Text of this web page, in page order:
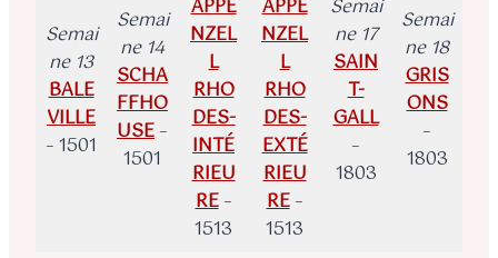
Semai
ne 13
BALE
VILLE
– 1501
Semai
ne 14
SCHA
FFHO
USE–
1501
APPE
NZEL
L
RHO
DES-
INTÉ
RIEU
RE–
1513
APPE
NZEL
L
RHO
DES-
EXTÉ
RIEU
RE–
1513
Semai
ne 17
SAIN
T-
GALL
–
1803
Semai
ne 18
GRIS
ONS
–
1803